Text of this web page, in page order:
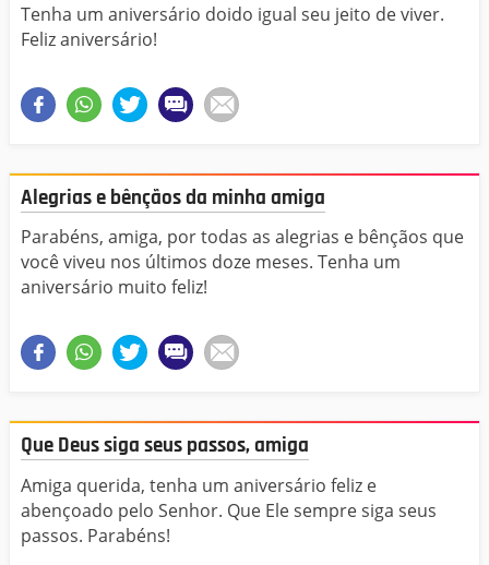
Tenha um aniversário doido igual seu jeito de viver.
Feliz aniversário!
Alegrias e bênçãos da minha amiga
Parabéns, amiga, por todas as alegrias e bênçãos que
você viveu nos últimos doze meses. Tenha um
aniversário muito feliz!
Que Deus siga seus passos, amiga
Amiga querida, tenha um aniversário feliz e
abençoado pelo Senhor. Que Ele sempre siga seus
passos. Parabéns!